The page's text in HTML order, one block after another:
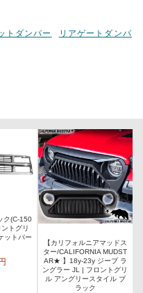
トダンパー
リアゲートダンパ
ク(C-150
トグリ
ットパー
【カリフォルニアマッドス
ター/CALIFORNIA MUDST
AR★ 】18y-23y ジープ ラ
ングラー JL | フロントグリ
ル アングリースタイル ブ
ラック